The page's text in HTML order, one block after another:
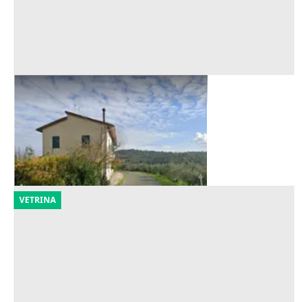
Asta Quota 1/30 di locale caldaia
Lastra a Signa (Firenze)
Offerta minima
200 €
11/09/2026
VETRINA